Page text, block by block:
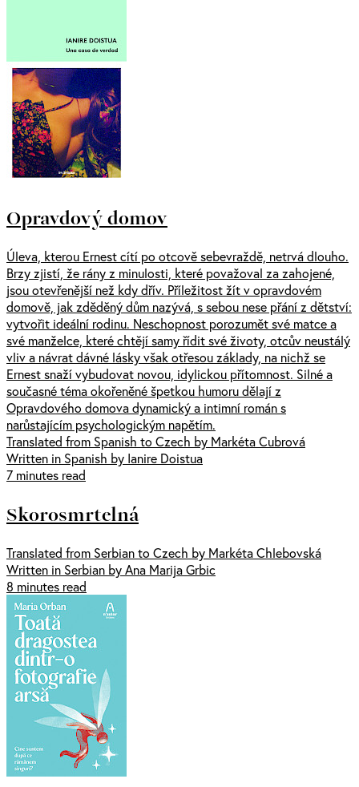
Opravdový domov
Úleva, kterou Ernest cítí po otcově sebevraždě, netrvá dlouho.
Brzy zjistí, že rány z minulosti, které považoval za zahojené,
jsou otevřenější než kdy dřív. Příležitost žít v opravdovém
domově, jak zděděný dům nazývá, s sebou nese přání z dětství:
vytvořit ideální rodinu. Neschopnost porozumět své matce a
své manželce, které chtějí samy řídit své životy, otcův neustálý
vliv a návrat dávné lásky však otřesou základy, na nichž se
Ernest snaží vybudovat novou, idylickou přítomnost. Silné a
současné téma okořeněné špetkou humoru dělají z
Opravdového domova dynamický a intimní román s
narůstajícím psychologickým napětím.
Translated from Spanish to Czech by Markéta Cubrová
Written in Spanish by Ianire Doistua
7 minutes read
Skorosmrtelná
Translated from Serbian to Czech by Markéta Chlebovská
Written in Serbian by Ana Marija Grbic
8 minutes read